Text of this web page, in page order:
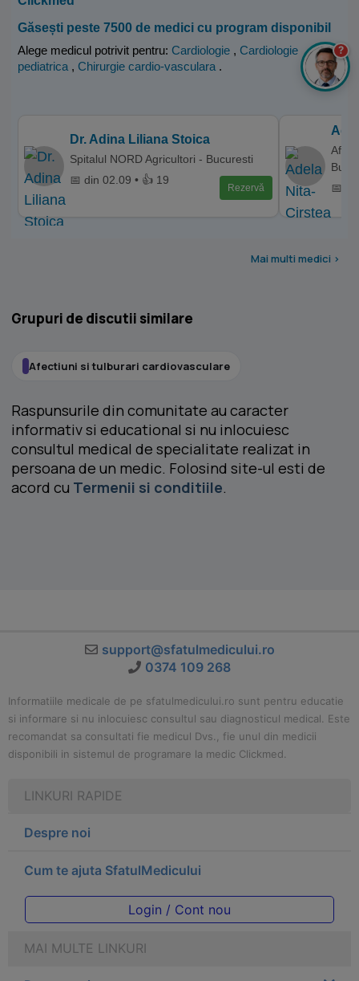
Găsești peste 7500 de medici cu program disponibil
Alege medicul potrivit pentru: Cardiologie , Cardiologie
pediatrica , Chirurgie cardio-vasculara .
Dr. Adina Liliana Stoica
Spitalul NORD Agricultori - Bucuresti
📅 din 02.09 • 👍 19
Rezervă
📅
Mai multi medici >
Grupuri de discutii similare
Afectiuni si tulburari cardiovasculare
Raspunsurile din comunitate au caracter
informativ si educational si nu inlocuiesc
consultul medical de specialitate realizat in
persoana de un medic. Folosind site-ul esti de
acord cu Termenii si conditiile.
support@sfatulmedicului.ro
0374 109 268
Informatiile medicale de pe sfatulmedicului.ro sunt pentru educatie
si informare si nu inlocuiesc consultul sau diagnosticul medical. Este
recomandat sa consultati fie medicul Dvs., fie unul din medicii
disponibili in sistemul de programare la medic Clickmed.
LINKURI RAPIDE
Despre noi
Cum te ajuta SfatulMedicului
Login / Cont nou
MAI MULTE LINKURI
?